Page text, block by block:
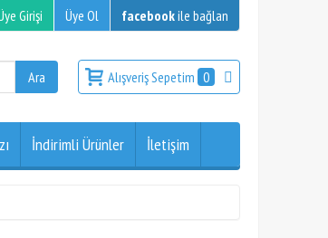
Girişi Üye Ol facebookile bağlan
Alışveriş Sepetim 0
İndirimli Ürünler İletişim